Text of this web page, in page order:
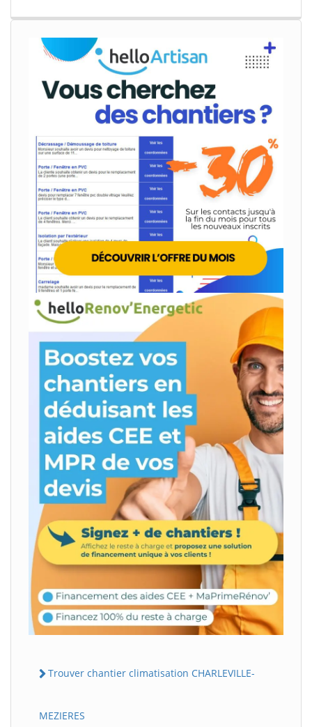
Trouver chantier climatisation CHARLEVILLE-
MEZIERES